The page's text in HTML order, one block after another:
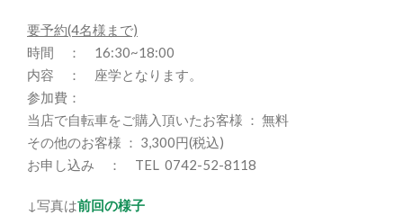
要予約(4名様まで)
時間 ： 16:30~18:00
内容 ： 座学となります。
参加費：
当店で自転車をご購入頂いたお客様 ： 無料
その他のお客様 ： 3,300円(税込)
お申し込み ： TEL 0742-52-8118
↓写真は前回の様子